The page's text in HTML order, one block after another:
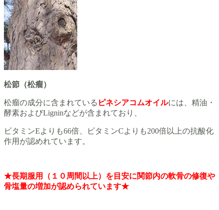
松節（松瘤）
松瘤の成分に含まれている ピネシアコムオイルには、精油・
酵素およびLigninなどが含まれており、
ビタミンEよりも66倍、ビタミンCよりも200倍以上の抗酸化
作用が認めれています。
★長期服用（１０周間以上）を目安に関節内の軟骨の修復や
骨塩量の増加が認められています★